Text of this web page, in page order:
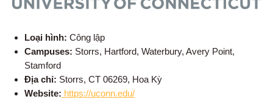
Loại hình: Công lập
Campuses: Storrs, Hartford, Waterbury, Avery Point,
Stamford
Địa chỉ: Storrs, CT 06269, Hoa Kỳ
Website: https://uconn.edu/